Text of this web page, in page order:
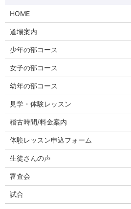
HOME
道場案内
少年の部コース
女子の部コース
幼年の部コース
見学・体験レッスン
稽古時間/料金案内
体験レッスン申込フォーム
生徒さんの声
審査会
試合